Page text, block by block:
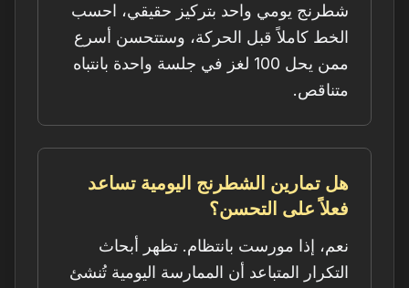
شطرنج يومي واحد بتركيز حقيقي، احسب
الخط كاملاً قبل الحركة، وستتحسن أسرع
ممن يحل 100 لغز في جلسة واحدة بانتباه
متناقص.
هل تمارين الشطرنج اليومية تساعد
فعلاً على التحسن؟
نعم، إذا مورست بانتظام. تظهر أبحاث
التكرار المتباعد أن الممارسة اليومية تُنشئ